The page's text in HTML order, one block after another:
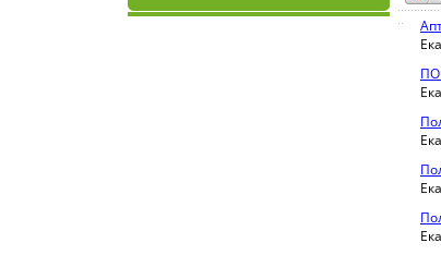
ПО